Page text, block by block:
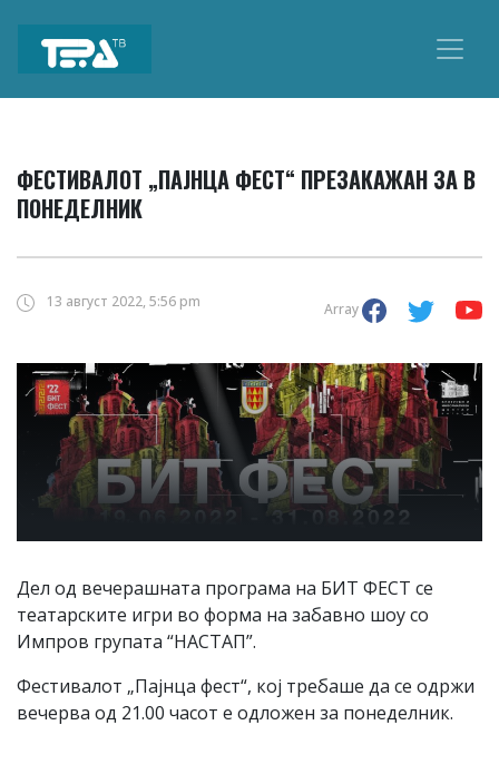
Main
Navigation
ФЕСТИВАЛОТ „ПАЈНЦА ФЕСТ“ ПРЕЗАКАЖАН ЗА В
ПОНЕДЕЛНИК
13 август 2022, 5:56 pm Array
Дел од вечерашната програма на БИТ ФЕСТ се
театарските игри во форма на забавно шоу со
Импров групата “НАСТАП”.
Фестивалот „Пајнца фест“, кој требаше да се одржи
вечерва од 21.00 часот е одложен за понеделник.